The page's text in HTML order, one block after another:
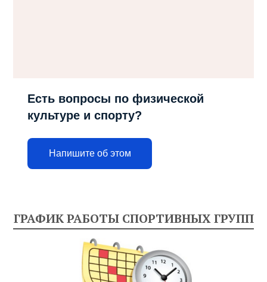
Есть вопросы по физической
культуре и спорту?
Напишите об этом
ГРАФИК РАБОТЫ СПОРТИВНЫХ ГРУПП